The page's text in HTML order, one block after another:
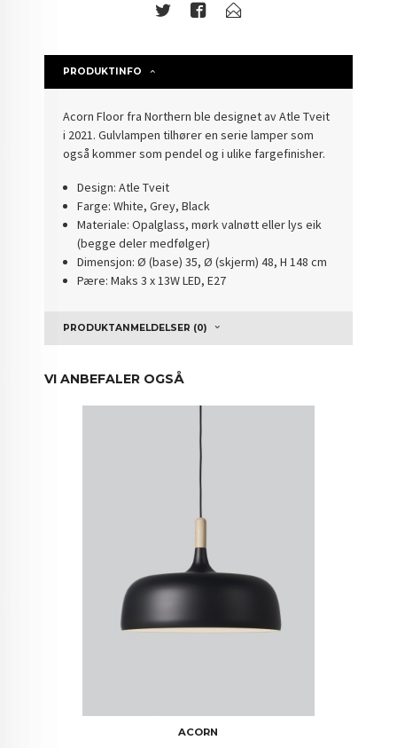
PRODUKTINFO
Acorn Floor fra Northern ble designet av Atle Tveit
i 2021. Gulvlampen tilhører en serie lamper som
også kommer som pendel og i ulike fargefinisher.
Design: Atle Tveit
Farge: White, Grey, Black
Materiale: Opalglass, mørk valnøtt eller lys eik
(begge deler medfølger)
Dimensjon: Ø (base) 35, Ø (skjerm) 48, H 148 cm
Pære: Maks 3 x 13W LED, E27
PRODUKTANMELDELSER (0)
VI ANBEFALER OGSÅ
ACORN